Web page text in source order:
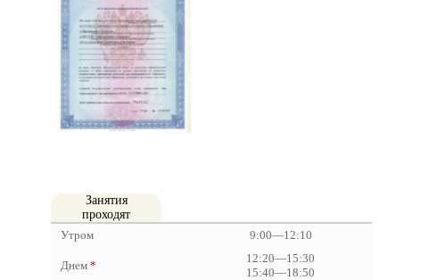
Занятия
проходят
Утром
9:00—12:10
Днем *
12:20—15:30
15:40—18:50